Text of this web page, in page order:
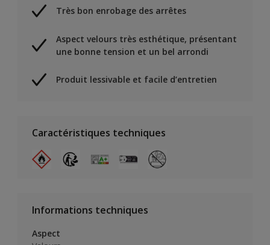
Très bon enrobage des arrêtes
Aspect velours très esthétique, présentant
une bonne tension et un bel arrondi
Produit lessivable et facile d’entretien
Caractéristiques techniques
Informations techniques
Aspect